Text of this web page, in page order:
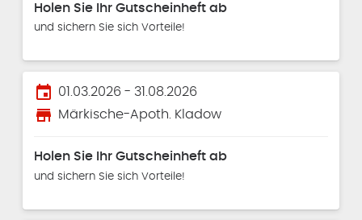
Holen Sie Ihr Gutscheinheft ab
und sichern Sie sich Vorteile!
event 01.03.2026 - 31.08.2026
store Märkische-Apoth. Kladow
Holen Sie Ihr Gutscheinheft ab
und sichern Sie sich Vorteile!